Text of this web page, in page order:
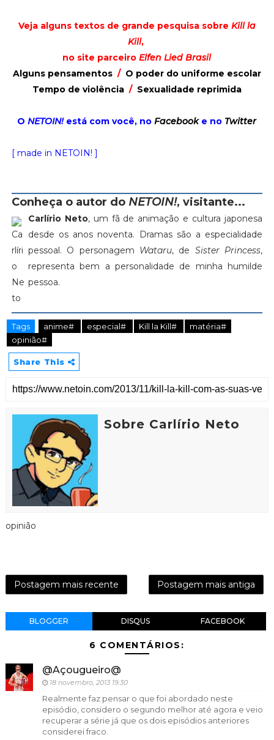
Veja alguns textos de grande pesquisa sobre Kill la
Kill,
no site parceiroElfen Lied Brasil
Alguns pensamentos/ O poder do uniforme escolar
Tempo de violência/ Sexualidade reprimida
ONETOIN!está com você, noFacebooke no Twitter
[ made in NETOIN! ]
Conheça o autor do NETOIN!, visitante...
Carlírio Neto, um fã de animação e cultura japonesa
desde os anos noventa. Dramas são a especialidade
pessoal. O personagem Wataru, de Sister Princess,
representa bem a personalidade de minha humilde
pessoa.
Tags anime# especial# Kill la Kill#
matéria#
opinião#
Share This
Sobre Carlírio Neto
opinião
Postagem mais recente Postagem mais antiga
BLOGGER DISQUS FACEBOOK
6 COMENTÁRIOS:
@Açougueiro@
18 novembro, 2013 19:30
Realmente faz pensar o que foi abordado neste
episódio, considero o segundo melhor até agora e veio
recuperar a série já que os dois episódios anteriores
considerei fraco.